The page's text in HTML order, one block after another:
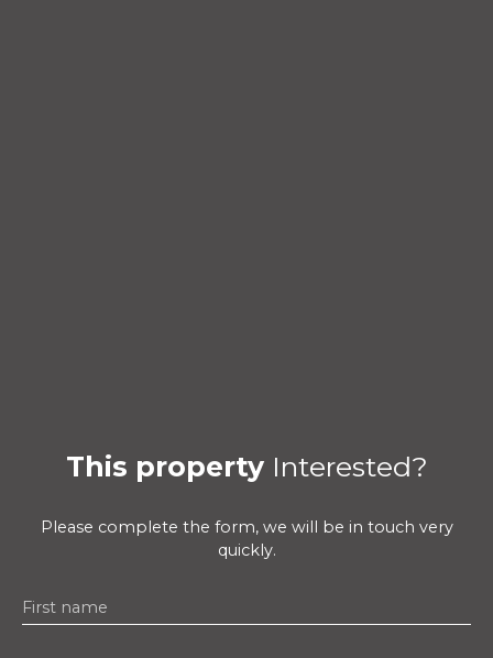
This property Interested?
Please complete the form, we will be in touch very
quickly.
First name